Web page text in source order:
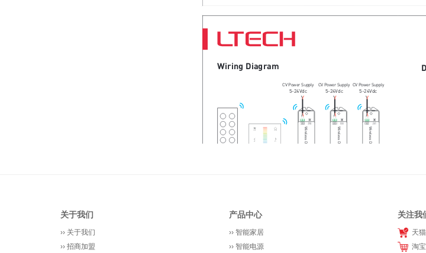
关于我们
›› 关于我们
›› 招商加盟
产品中心
›› 智能家居
›› 智能电源
关注我
天
淘